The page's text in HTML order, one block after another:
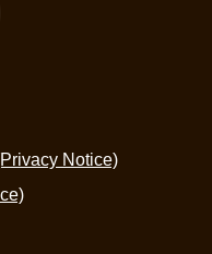
Notice)